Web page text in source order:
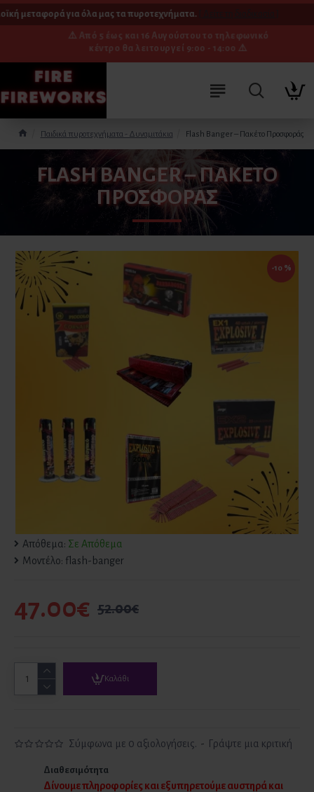
για όλα μας τα πυροτεχνήματα.[ Δείτε τη διαδικασία ]
⚠️ Από 5 έως και 16 Αυγούστου το τηλεφωνικό
κέντρο θα λειτουργεί 9:00 - 14:00 ⚠️
Παιδικά πυροτεχνήματα - Δυναμιτάκια Flash Banger – Πακέτο Προσφοράς
FLASH BANGER – ΠΑΚΈΤΟ
ΠΡΟΣΦΟΡΆΣ
-10 %
Απόθεμα: Σε Απόθεμα
Μοντέλο: flash-banger
Σύμφωνα με 0 αξιολογήσεις. - Γράψτε μια κριτική
47.00€ 52.00€
Καλάθι
Διαθεσιμότητα
Δίνουμε πληροφορίες και εξυπηρετούμε αυστηρά και